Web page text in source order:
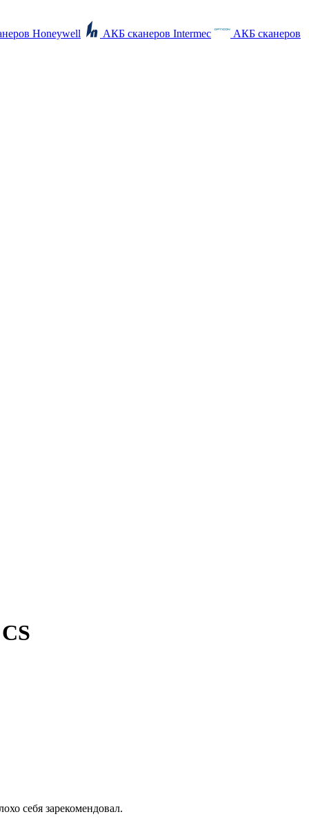
Honeywell АКБ сканеров Intermec
АКБ сканеров
себя зарекомендовал.